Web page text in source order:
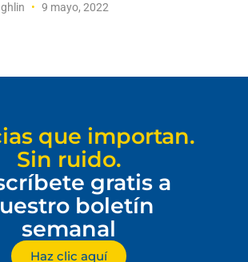
9 mayo, 2022
que importan.
Sin ruido.
gratis a
boletín
semanal
Haz clic aquí